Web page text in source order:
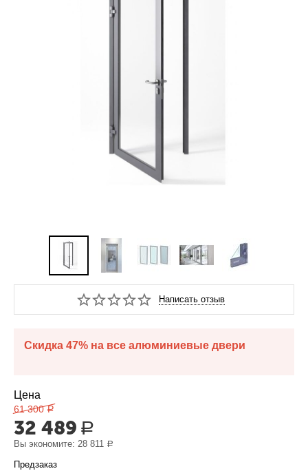
Написать отзыв
Скидка 47% на все алюминиевые двери
Цена
61 300 Р
32 489 Р
Вы экономите:28 811 Р
Предзаказ